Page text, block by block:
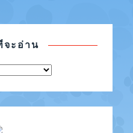
จะอ่าน